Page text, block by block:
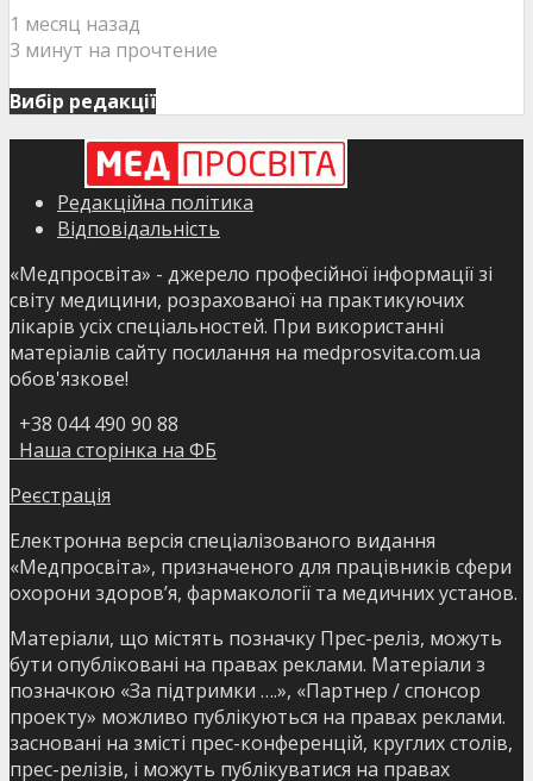
1 месяц назад
3 минут на прочтение
Вибір редакції
Редакційна політика
Відповідальність
«Медпросвіта» - джерело професійної інформації зі
світу медицини, розрахованої на практикуючих
лікарів усіх спеціальностей. При використанні
матеріалів сайту посилання на medprosvita.com.ua
обов'язкове!
+38 044 490 90 88
Наша сторінка на ФБ
Реєстрація
Електронна версія спеціалізованого видання
«Медпросвіта», призначеного для працівників сфери
охорони здоров’я, фармакології та медичних установ.
Матеріали, що містять позначку Прес-реліз, можуть
бути опубліковані на правах реклами. Матеріали з
позначкою «За підтримки ….», «Партнер / спонсор
проекту» можливо публікуються на правах реклами.
засновані на змісті прес-конференцій, круглих столів,
прес-релізів, і можуть публікуватися на правах